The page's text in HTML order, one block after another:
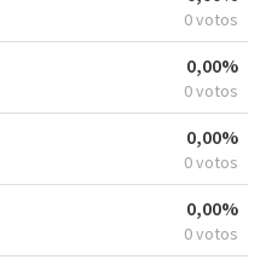
0 votos
0,00%
0 votos
0,00%
0 votos
0,00%
0 votos